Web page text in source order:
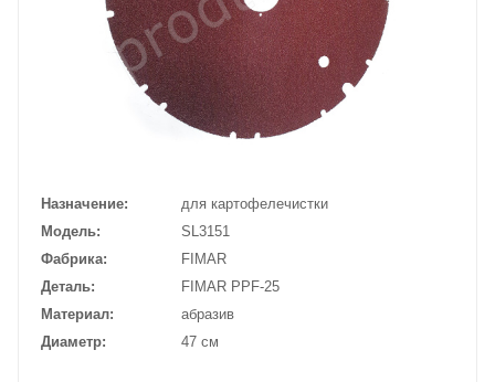
Назначение
для картофелечистки
Модель
SL3151
Фабрика
FIMAR
Деталь
FIMAR PPF-25
Материал
абразив
Диаметр
47 см